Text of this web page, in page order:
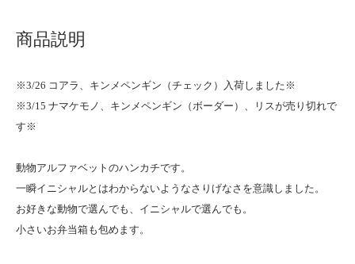
商品説明
※3/26 コアラ、キンメペンギン（チェック）入荷しました※
※3/15 ナマケモノ、キンメペンギン（ボーダー）、リスが売り切れで
す※
動物アルファベットのハンカチです。
一瞬イニシャルとはわからないようなさりげなさを意識しました。
お好きな動物で選んでも、イニシャルで選んでも。
小さいお弁当箱も包めます。